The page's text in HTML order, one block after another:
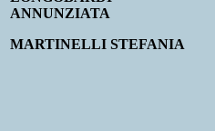
ANNUNZIATA
MARTINELLI STEFANIA